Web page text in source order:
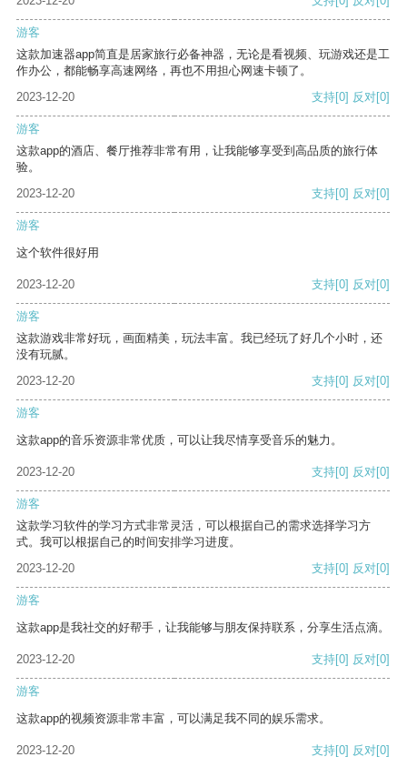
游客
这款加速器app简直是居家旅行必备神器，无论是看视频、玩游戏还是工
作办公，都能畅享高速网络，再也不用担心网速卡顿了。
2023-12-20
支持[0] 反对[0]
游客
这款app的酒店、餐厅推荐非常有用，让我能够享受到高品质的旅行体
验。
2023-12-20
支持[0] 反对[0]
游客
这个软件很好用
2023-12-20 支持[0] 反对[0]
游客
这款游戏非常好玩，画面精美，玩法丰富。我已经玩了好几个小时，还
没有玩腻。
2023-12-20
支持[0] 反对[0]
游客
这款app的音乐资源非常优质，可以让我尽情享受音乐的魅力。
2023-12-20 支持[0] 反对[0]
游客
这款学习软件的学习方式非常灵活，可以根据自己的需求选择学习方
式。我可以根据自己的时间安排学习进度。
2023-12-20
支持[0] 反对[0]
游客
这款app是我社交的好帮手，让我能够与朋友保持联系，分享生活点滴。
2023-12-20 支持[0] 反对[0]
游客
这款app的视频资源非常丰富，可以满足我不同的娱乐需求。
2023-12-20 支持[0] 反对[0]